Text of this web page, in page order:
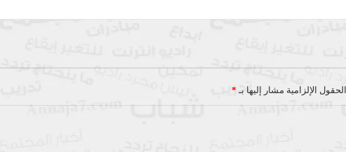
الحقول الإلزامية مشار إليها بـ *